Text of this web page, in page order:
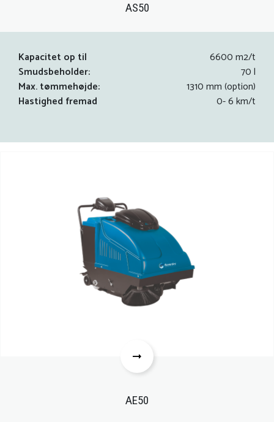
AS50
Kapacitet op til
6600 m2/t
Smudsbeholder:
70 l
Max. tømmehøjde:
1310 mm (option)
Hastighed fremad
0- 6 km/t
AE50